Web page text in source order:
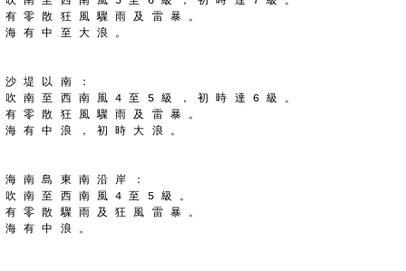
有 零 散 狂 風 驟 雨 及 雷 暴 。
海 有 中 至 大 浪 。
沙 堤 以 南 ：
吹 南 至 西 南 風 4 至 5 級 ， 初 時 達 6 級 。
有 零 散 狂 風 驟 雨 及 雷 暴 。
海 有 中 浪 ， 初 時 大 浪 。
海 南 島 東 南 沿 岸 ：
吹 南 至 西 南 風 4 至 5 級 。
有 零 散 驟 雨 及 狂 風 雷 暴 。
海 有 中 浪 。